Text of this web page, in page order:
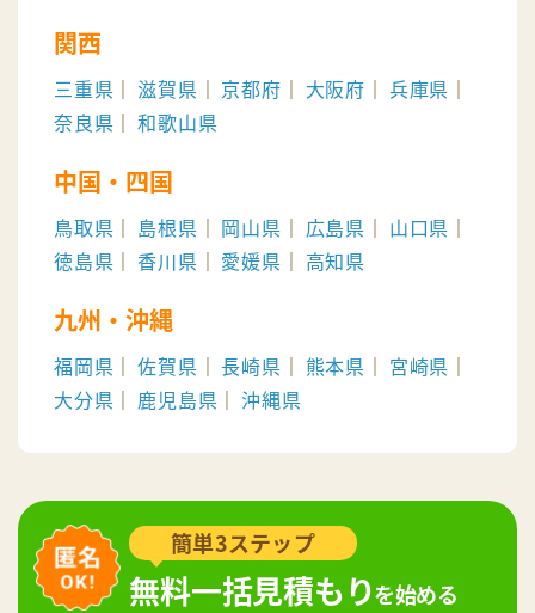
簡単3ステップ
無料一括見積もりを始める
関西
三重県 滋賀県 京都府 大阪府
兵庫県
奈良県
和歌山県
中国・四国
鳥取県 島根県 岡山県 広島県
山口県
徳島県
香川県 愛媛県 高知県
九州・沖縄
福岡県 佐賀県 長崎県 熊本県
宮崎県
大分県
鹿児島県 沖縄県